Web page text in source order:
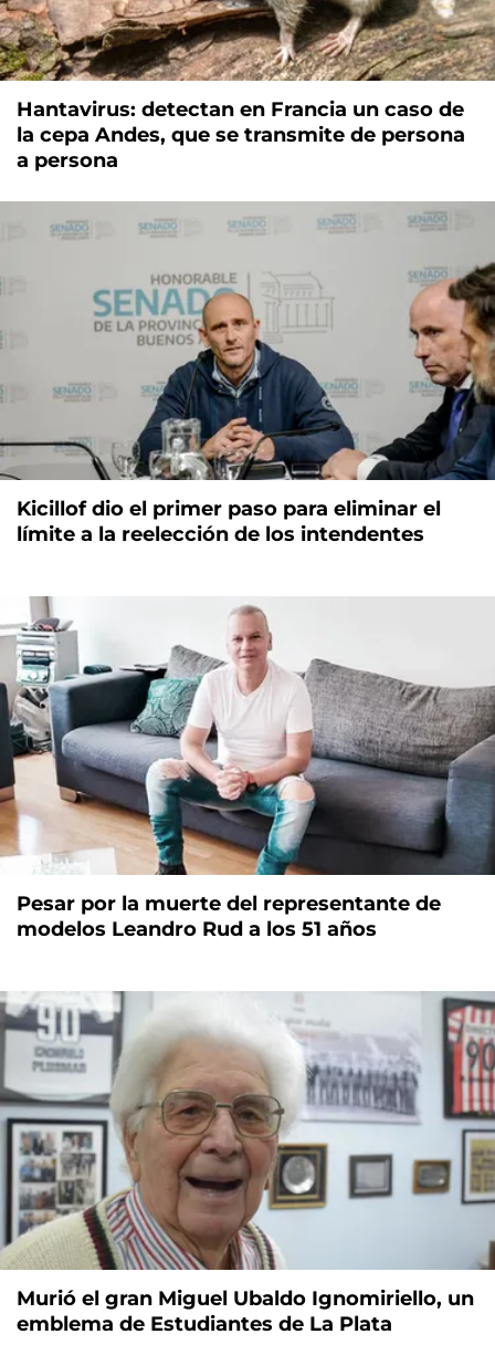
Hantavirus: detectan en Francia un caso de
la cepa Andes, que se transmite de persona
a persona
Kicillof dio el primer paso para eliminar el
límite a la reelección de los intendentes
Pesar por la muerte del representante de
modelos Leandro Rud a los 51 años
Murió el gran Miguel Ubaldo Ignomiriello, un
emblema de Estudiantes de La Plata